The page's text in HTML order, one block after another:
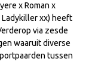
x Roman x
Ladykiller xx) heeft
via zesde
waaruit diverse
tussen